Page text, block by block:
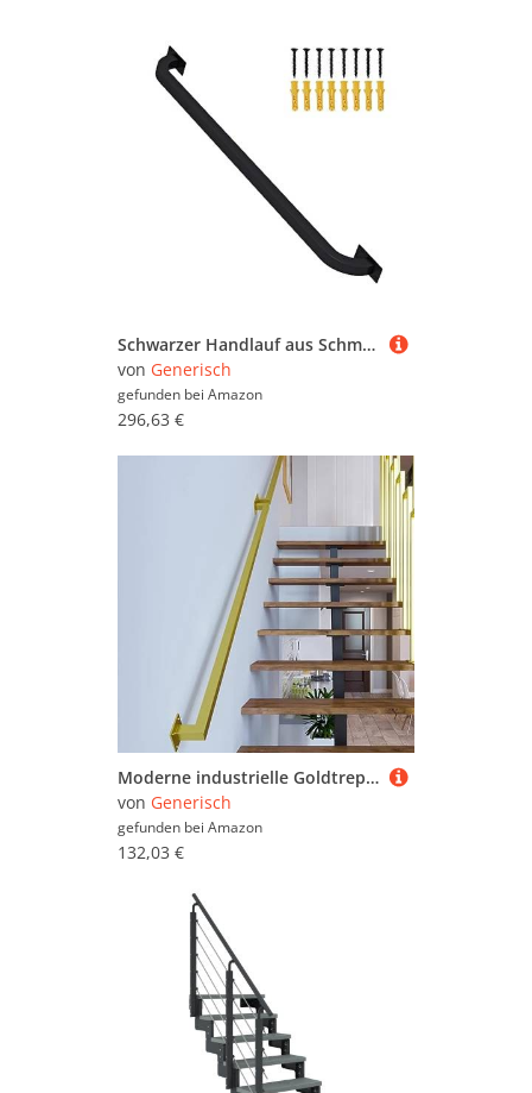
Schwarzer Handlauf aus Schmiedeeisen, 600 cm, Wandmontage, Sicherheitsgriff für Innen- und Außentreppen, stilvolles Treppengeländer, langlebige Handstütze für sicheres Aufsteigen und Absteigen
von Generisch
gefunden bei Amazon
296,63 €
Moderne industrielle Goldtreppe il 3,5 - 6 m verstellbares Wandgeländer für Innen- und Außentreppen sichere rutschfeste Stützstange Treppengeländer
von Generisch
gefunden bei Amazon
132,03 €